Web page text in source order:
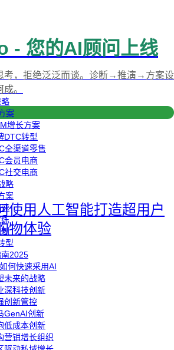
案
增长方案
DTC转型
全渠道零售
会员电商
社交电商
略
案
型
2025
何快速采用AI
未来的战略
深科技创新
创新管控
GenAI创新
低成本创新
营销增长组织
- 您的AI顾问上线
考，拒绝泛泛而谈。诊断→推演→方案设
。
使用人工智能打造超用户
物体验